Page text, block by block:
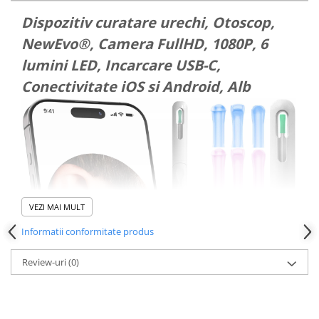
de uz casnic
Epilatoare
Irigatoare Bucale
Perii de par electrice
Uscatoare de par
Ingrijire tesaturi
Produse Mercerie
Jucarii, Copii & Bebe
Lampi de Veghe Copii
Seturi Pictura si Desen
Vehicule si jucarii cu telecomanda
Laptop, Tablete & Telefoane
Dispozitiv curatare urechi, Otoscop,
NewEvo®, Camera FullHD, 1080P, 6
lumini LED, Incarcare USB-C,
Conectivitate iOS si Android, Alb
VEZI MAI MULT
Informatii conformitate produs
Review-uri(0)